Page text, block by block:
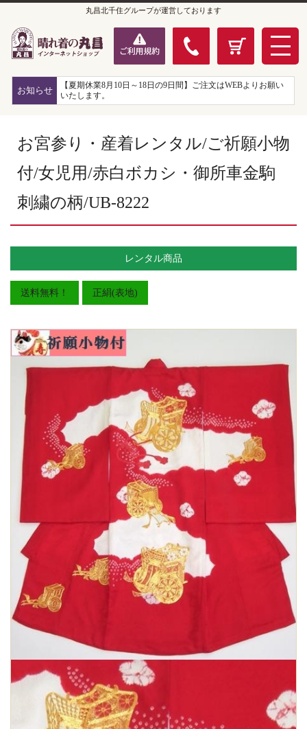
丸昌北千住グループが運営しております
お知らせ
【夏期休業8月10日～18日の9日間】ご注文はWEBよりお願い
いたします。
お宮参り・産着レンタル/ご祈願小物
付/女児用/赤白ボカシ・御所車金駒
刺繍の柄/UB-8222
レンタル商品
送料無料！ 正絹(表地)